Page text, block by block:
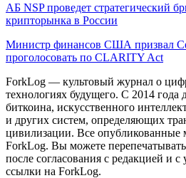
АБ NSP проведет стратегический
крипторынка в России
Министр финансов США призвал
проголосовать по CLARITY Act
ForkLog — культовый журнал о
технологиях будущего. С 2014 года
биткоина, искусственного
и других систем, определяющих
цивилизации. Все опубликованные
ForkLog. Вы можете
после согласования с редакцией и с
ссылки на ForkLog.